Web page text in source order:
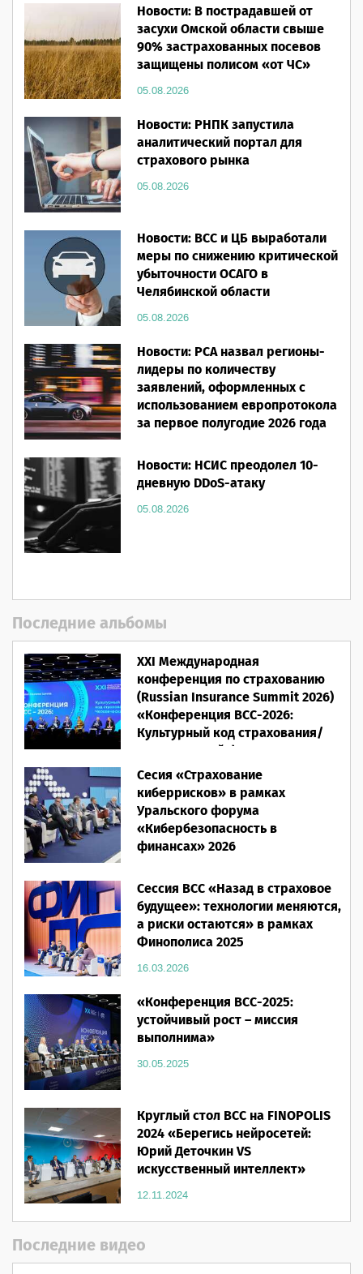
Новости: В пострадавшей от
засухи Омской области свыше
90% застрахованных посевов
защищены полисом «от ЧС»
05.08.2026
Новости: РНПК запустила
аналитический портал для
страхового рынка
05.08.2026
Новости: ВСС и ЦБ выработали
меры по снижению критической
убыточности ОСАГО в
Челябинской области
05.08.2026
Новости: РСА назвал регионы-
лидеры по количеству
заявлений, оформленных с
использованием европротокола
за первое полугодие 2026 года
Новости: НСИС преодолел 10-
дневную DDoS-атаку
05.08.2026
Последние альбомы
XXI Международная
конференция по страхованию
(Russian Insurance Summit 2026)
«Конференция ВСС-2026:
Культурный код страхования/
Человеческий фактор»
28.05.2026
Сесия «Страхование
киберрисков» в рамках
Уральского форума
«Кибербезопасность в
финансах» 2026
Сессия ВСС «Назад в страховое
будущее»: технологии меняются,
а риски остаются» в рамках
Финополиса 2025
16.03.2026
«Конференция ВСС-2025:
устойчивый рост – миссия
выполнима»
30.05.2025
Круглый стол ВСС на FINOPOLIS
2024 «Берегись нейросетей:
Юрий Деточкин VS
искусственный интеллект»
12.11.2024
Последние видео